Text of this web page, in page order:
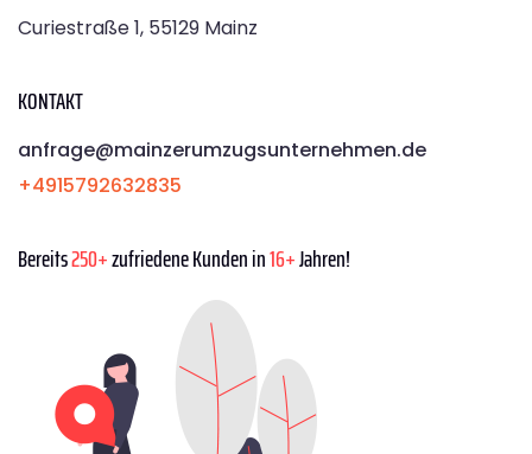
Curiestraße 1, 55129 Mainz
KONTAKT
anfrage@mainzerumzugsunternehmen.de
+4915792632835
Bereits250+zufriedene Kunden in16+Jahren!